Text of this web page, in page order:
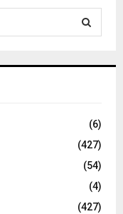
C
(6)
(427)
(54)
(4)
(427)